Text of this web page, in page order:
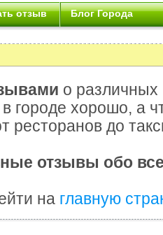
отзыв Блог Города
о различных
городе хорошо, а
ресторанов до
отзывы обо
на главную